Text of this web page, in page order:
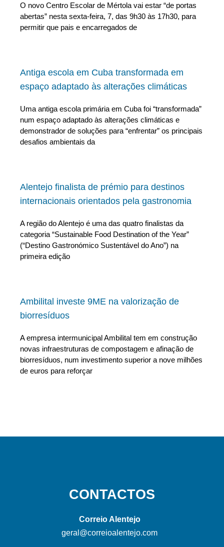
O novo Centro Escolar de Mértola vai estar “de portas
abertas” nesta sexta-feira, 7, das 9h30 às 17h30, para
permitir que pais e encarregados de
Antiga escola em Cuba transformada em
espaço adaptado às alterações climáticas
Uma antiga escola primária em Cuba foi “transformada”
num espaço adaptado às alterações climáticas e
demonstrador de soluções para “enfrentar” os principais
desafios ambientais da
Alentejo finalista de prémio para destinos
internacionais orientados pela gastronomia
A região do Alentejo é uma das quatro finalistas da
categoria “Sustainable Food Destination of the Year”
(“Destino Gastronómico Sustentável do Ano”) na
primeira edição
Ambilital investe 9ME na valorização de
biorresíduos
A empresa intermunicipal Ambilital tem em construção
novas infraestruturas de compostagem e afinação de
biorresíduos, num investimento superior a nove milhões
de euros para reforçar
CONTACTOS
Correio Alentejo
geral@correioalentejo.com